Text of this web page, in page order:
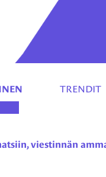
TRENDIT
viestinnän